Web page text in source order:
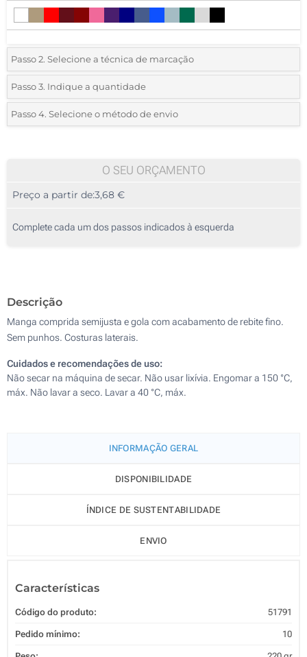
Passo 2. Selecione a técnica de marcação
*Selecione o tipo de marcação e as cores do logotipo:
1 Cor (Num lado)
Passo 3. Indique a quantidade
*Pedido mínimo 10 (total de pedido)
Calcular preço
Passo 4. Selecione o método de envio
O SEU ORÇAMENTO
Preço a partir de:3,68 €
Complete cada um dos passos indicados à esquerda
Descrição
Manga comprida semijusta e gola com acabamento de rebite fino.
Sem punhos. Costuras laterais.
Cuidados e recomendações de uso:
Não secar na máquina de secar. Não usar lixívia. Engomar a 150 °C,
máx. Não lavar a seco. Lavar a 40 °C, máx.
INFORMAÇÃO GERAL
DISPONIBILIDADE
ÍNDICE DE SUSTENTABILIDADE
ENVIO
Características
Código do produto: 51791
Pedido mínimo: 10